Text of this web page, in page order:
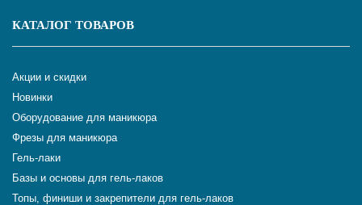
позволяет их отрастить;
текстура идеальная для ровного нанесения;
постоянное поступление новых коллекций.
К существенным недостаткам относят объем флаконов
гель лака RuNail 12 мл. Достаточно большой для
домашнего использования. Существует и легкий немного
от неправильной техники нанесения основы под гель-лак.
КАТАЛОГ ТОВАРОВ
Акции и скидки
Новинки
Оборудование для маникюра
Фрезы для маникюра
Гель-лаки
Базы и основы для гель-лаков
Топы, финиши и закрепители для гель-лаков